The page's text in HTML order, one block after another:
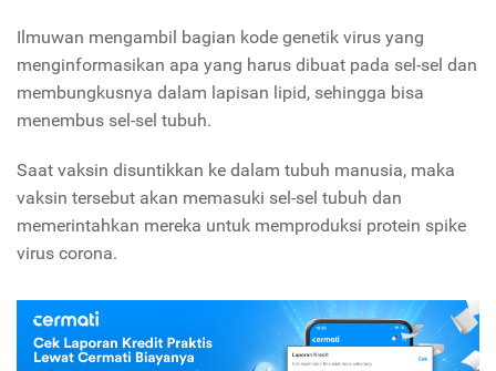
Ilmuwan mengambil bagian kode genetik virus yang
menginformasikan apa yang harus dibuat pada sel-sel dan
membungkusnya dalam lapisan lipid, sehingga bisa
menembus sel-sel tubuh.
Saat vaksin disuntikkan ke dalam tubuh manusia, maka
vaksin tersebut akan memasuki sel-sel tubuh dan
memerintahkan mereka untuk memproduksi protein spike
virus corona.